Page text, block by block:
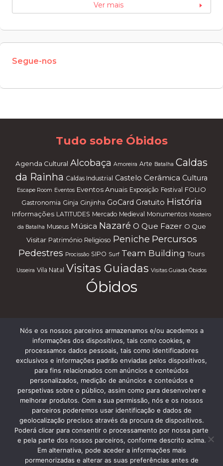
Ver mais
Segue-nos
W
Tudo sobre Óbidos
Agenda Cultural Alcobaça Amoreira Arte Batalha Caldas
da Rainha Caldas Industrial Castelo Cerâmica Cultura
Escape Room Eventos Eventos Anuais Exposição Festival FOLIO
Gastronomia Ginja Ginjinha GoCard Gratuito História
Informações LATITUDES Mercado Medieval Monumentos Mosteiro
da Batalha Museus Música Nazaré O Que Fazer O Que
Visitar Património Religioso Peniche Percursos
Pedestres Procissão SIPO Surf Team Building Tours
Usseira Vila Natal Visitas Guiadas Visitas Guiada Óbidos
Óbidos
Subscreve a nossa Newsletter
Termos e Condições
Nós e os nossos parceiros armazenamos e/ou acedemos a
informações dos dispositivos, tais como cookies, e
processamos dados pessoais, tais como identificadores
exclusivos e informações padrão enviadas pelos dispositivos,
para fins relacionados com anúncios e conteúdos
personalizados, medição de anúncios e conteúdos e
perspetivas sobre o público, assim como para desenvolver e
melhorar produtos. Com a sua permissão, nós e os nossos
parceiros poderemos usar identificação e dados de
geolocalização precisos através da procura de dispositivos.
Poderá clicar para consentir o processamento por nossa parte
e pela parte dos nossos parceiros, conforme descrito acima.
Em alternativa, pode aceder a informações mais
pormenorizadas e alterar as suas preferências antes de